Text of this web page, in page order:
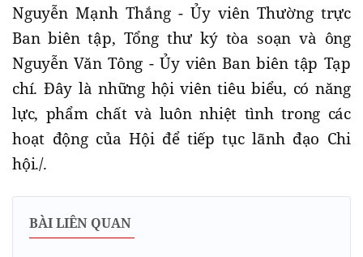
Nguyễn Mạnh Thắng - Ủy viên Thường trực
Ban biên tập, Tổng thư ký tòa soạn và ông
Nguyễn Văn Tông - Ủy viên Ban biên tập Tạp
chí. Đây là những hội viên tiêu biểu, có năng
lực, phẩm chất và luôn nhiệt tình trong các
hoạt động của Hội để tiếp tục lãnh đạo Chi
hội./.
BÀI LIÊN QUAN